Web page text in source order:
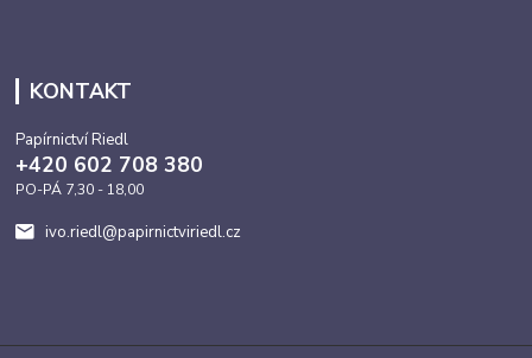
KONTAKT
Papírnictví Riedl
+420 602 708 380
PO-PÁ 7,30 - 18,00
ivo.riedl@papirnictviriedl.cz